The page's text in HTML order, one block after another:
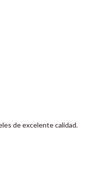
de excelente calidad.